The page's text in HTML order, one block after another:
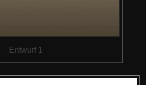
Entwurf 1